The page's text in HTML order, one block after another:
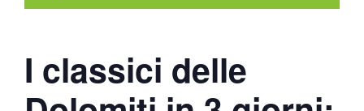
I classici delle